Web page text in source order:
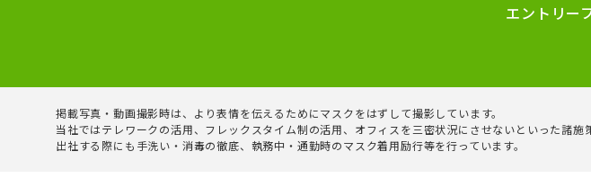
エントリー
掲載写真・動画撮影時は、より表情を伝えるためにマスクをはずして撮影しています。
当社ではテレワークの活用、フレックスタイム制の活用、オフィスを三密状況にさせないといった諸施
出社する際にも手洗い・消毒の徹底、執務中・通勤時のマスク着用励行等を行っています。